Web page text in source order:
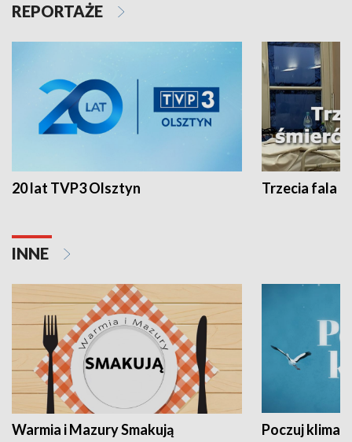
REPORTAŻE
20 lat TVP3 Olsztyn Trzecia fala -
INNE
Warmia i Mazury Smakują Poczuj klimat